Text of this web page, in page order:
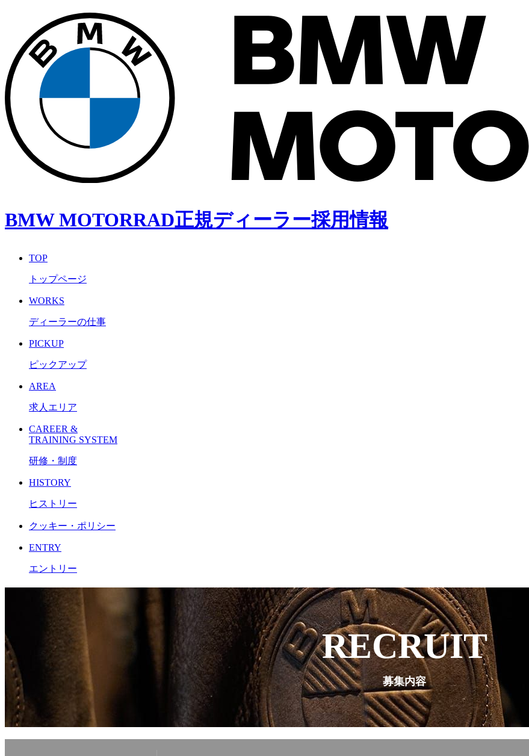
BMW MOTORRAD正規ディーラー採用情報
TOP
トップページ
WORKS
ディーラーの仕事
PICKUP
ピックアップ
AREA
求人エリア
CAREER &
TRAINING SYSTEM
研修・制度
HISTORY
ヒストリー
クッキー・ポリシー
ENTRY
エントリー
RECRUIT
募集内容